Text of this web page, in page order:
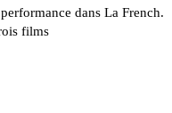
dans La French.
films